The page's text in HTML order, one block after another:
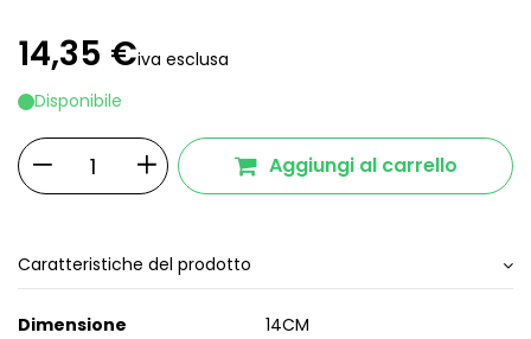
14,35 €iva esclusa
Disponibile
Aggiungi al carrello
Caratteristiche del prodotto
Dimensione
14CM